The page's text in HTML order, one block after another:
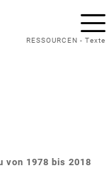
RESSOURCEN - Texte
von 1978 bis 2018